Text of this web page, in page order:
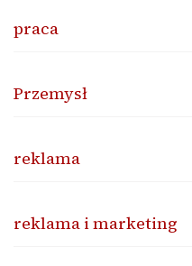
praca
Przemysł
reklama
reklama i marketing